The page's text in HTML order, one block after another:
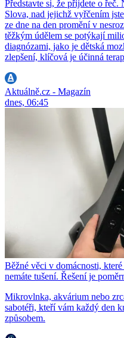
Představte si, že přijdete o
Slova, nad jejichž vyřčením
ze dne na den promění v
těžkým údělem se potýkají
diagnózami, jako je dětská
zlepšení, klíčová je účinná
Aktuálně.cz - Magazín
dnes, 06:45
Běžné věci v domácnosti,
nemáte tušení. Řešení je
Mikrovlnka, akvárium nebo
sabotéři, kteří vám každý den
způsobem.